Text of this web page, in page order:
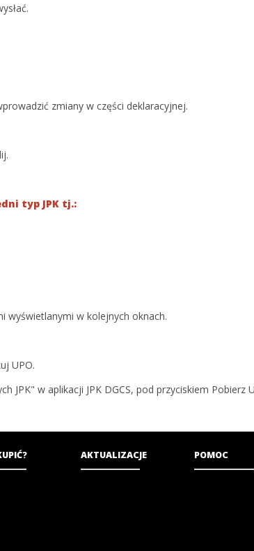
zmiany w części deklaracyjnej.
typ JPK tj.:
wyświetlanymi w kolejnych oknach.
UPO.
JPK" w aplikacji JPK DGCS, pod przyciskiem Pobierz
AKTUALIZACJE POMOC